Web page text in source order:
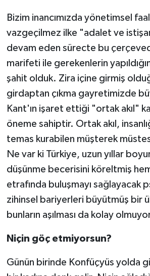
Bizim inancımızda yönetimsel
vazgeçilmez ilke "adalet ve
devam eden sürecte bu
marifeti ile gerekenlerin
şahit olduk. Zira içine girmiş
girdaptan çıkma gayretimizde
Kant'ın işaret ettiği "ortak akıl"
öneme sahiptir. Ortak akıl,
temas kurabilen müşterek
Ne var ki Türkiye, uzun yıllar
düşünme becerisini köreltmiş
etrafında buluşmayı sağlayacak
zihinsel bariyerleri büyütmüş bir
bunların aşılması da kolay
Niçin göç etmiyorsun?
Günün birinde Konfüçyüs yolda